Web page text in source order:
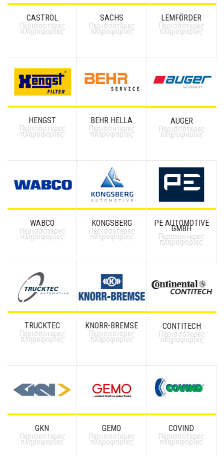
CASTROL
Περισσότερες
πληροφορίες
SACHS
Περισσότερες
πληροφορίες
LEMFÖRDER
Περισσότερες
πληροφορίες
HENGST
Περισσότερες
πληροφορίες
BEHR HELLA
Περισσότερες
πληροφορίες
AUGER
Περισσότερες
πληροφορίες
WABCO
Περισσότερες
πληροφορίες
KONGSBERG
Περισσότερες
πληροφορίες
PE AUTOMOTIVE
GMBH
Περισσότερες
πληροφορίες
TRUCKTEC
Περισσότερες
πληροφορίες
KNORR-BREMSE
Περισσότερες
πληροφορίες
CONTITECH
Περισσότερες
πληροφορίες
GKN
Περισσότερες
πληροφορίες
GEMO
Περισσότερες
πληροφορίες
COVIND
Περισσότερες
πληροφορίες